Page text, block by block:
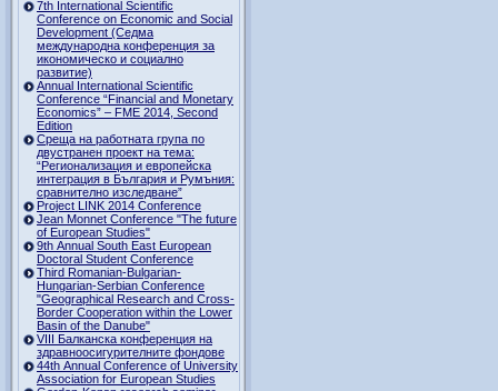
7th International Scientific
Conference on Economic and Social
Development (Седма
международна конференция за
икономическо и социално
развитие)
Annual International Scientific
Conference “Financial and Monetary
Economics” – FME 2014, Second
Edition
Среща на работната група по
двустранен проект на тема:
“Регионализация и европейска
интеграция в България и Румъния:
сравнително изследване”
Project LINK 2014 Conference
Jean Monnet Conference "The future
of European Studies"
9th Annual South East European
Doctoral Student Conference
Third Romanian-Bulgarian-
Hungarian-Serbian Conference
"Geographical Research and Cross-
Border Cooperation within the Lower
Basin of the Danube"
VIII Балканска конференция на
здравноосигурителните фондове
44th Annual Conference of University
Association for European Studies